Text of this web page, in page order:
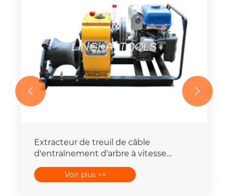
Treuil portatif de cabestan de
construction de puissance, réglage de
Polonais de grue treuil de 8 tonnes
Voir plus >>
 